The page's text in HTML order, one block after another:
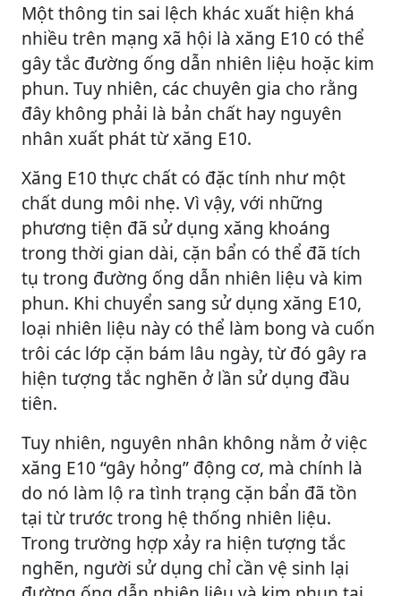
Một thông tin sai lệch khác xuất hiện khá
nhiều trên mạng xã hội là xăng E10 có thể
gây tắc đường ống dẫn nhiên liệu hoặc kim
phun. Tuy nhiên, các chuyên gia cho rằng
đây không phải là bản chất hay nguyên
nhân xuất phát từ xăng E10.
Xăng E10 thực chất có đặc tính như một
chất dung môi nhẹ. Vì vậy, với những
phương tiện đã sử dụng xăng khoáng
trong thời gian dài, cặn bẩn có thể đã tích
tụ trong đường ống dẫn nhiên liệu và kim
phun. Khi chuyển sang sử dụng xăng E10,
loại nhiên liệu này có thể làm bong và cuốn
trôi các lớp cặn bám lâu ngày, từ đó gây ra
hiện tượng tắc nghẽn ở lần sử dụng đầu
tiên.
Tuy nhiên, nguyên nhân không nằm ở việc
xăng E10 “gây hỏng” động cơ, mà chính là
do nó làm lộ ra tình trạng cặn bẩn đã tồn
tại từ trước trong hệ thống nhiên liệu.
Trong trường hợp xảy ra hiện tượng tắc
nghẽn, người sử dụng chỉ cần vệ sinh lại